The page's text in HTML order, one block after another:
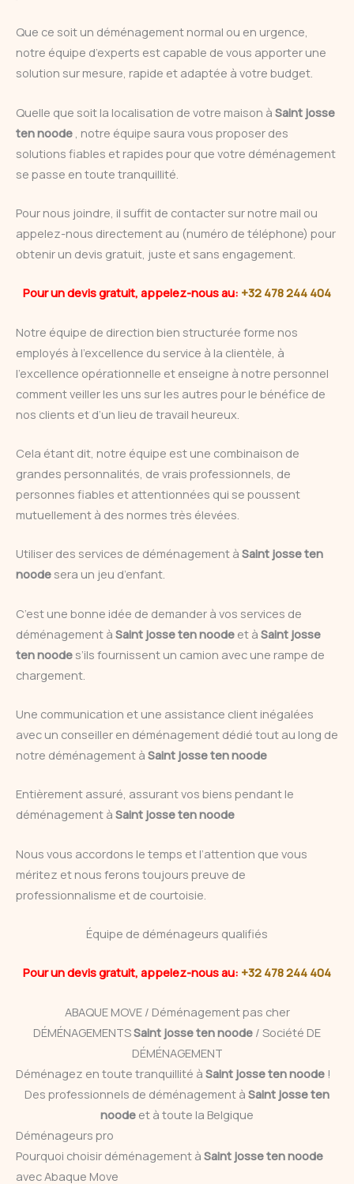
Que ce soit un déménagement normal ou en urgence,
notre équipe d’experts est capable de vous apporter une
solution sur mesure, rapide et adaptée à votre budget.
Quelle que soit la localisation de votre maison à Saint josse
ten noode , notre équipe saura vous proposer des
solutions fiables et rapides pour que votre déménagement
se passe en toute tranquillité.
Pour nous joindre, il suffit de contacter sur notre mail ou
appelez-nous directement au (numéro de téléphone) pour
obtenir un devis gratuit, juste et sans engagement.
Pour un devis gratuit, appelez-nous au: +32 478 244 404
Notre équipe de direction bien structurée forme nos
employés à l’excellence du service à la clientèle, à
l’excellence opérationnelle et enseigne à notre personnel
comment veiller les uns sur les autres pour le bénéfice de
nos clients et d’un lieu de travail heureux.
Cela étant dit, notre équipe est une combinaison de
grandes personnalités, de vrais professionnels, de
personnes fiables et attentionnées qui se poussent
mutuellement à des normes très élevées.
Utiliser des services de déménagement à Saint josse ten
noode sera un jeu d’enfant.
C’est une bonne idée de demander à vos services de
déménagement à Saint josse ten noode et à Saint josse
ten noode s’ils fournissent un camion avec une rampe de
chargement.
Une communication et une assistance client inégalées
avec un conseiller en déménagement dédié tout au long de
notre déménagement à Saint josse ten noode
Entièrement assuré, assurant vos biens pendant le
déménagement à Saint josse ten noode
Nous vous accordons le temps et l’attention que vous
méritez et nous ferons toujours preuve de
professionnalisme et de courtoisie.
Équipe de déménageurs qualifiés
Pour un devis gratuit, appelez-nous au: +32 478 244 404
ABAQUE MOVE / Déménagement pas cher
DÉMÉNAGEMENTSSaint josse ten noode / Société DE
DÉMÉNAGEMENT
Déménagez en toute tranquillité à Saint josse ten noode !
Des professionnels de déménagement à Saint josse ten
noode et à toute la Belgique
Déménageurs pro
Pourquoi choisir déménagement à Saint josse ten noode
avec Abaque Move